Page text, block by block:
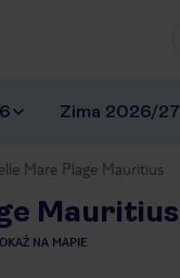
Zima 2026/27
Mare Plage Mauritius
Mauritius
NA MAPIE